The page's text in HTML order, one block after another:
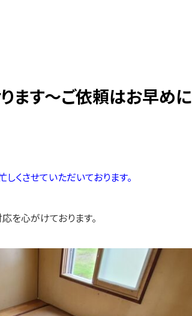
ます～ご依頼はお早めに
くさせていただいております。
を心がけております。